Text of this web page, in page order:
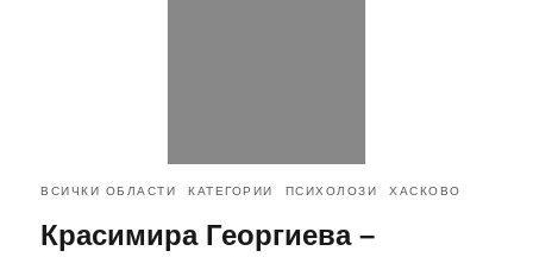
ВСИЧКИ ОБЛАСТИ КАТЕГОРИИ ПСИХОЛОЗИ ХАСКОВО
Красимира Георгиева –